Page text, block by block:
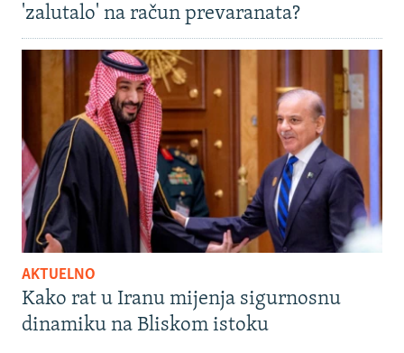
'zalutalo' na račun prevaranata?
AKTUELNO
Kako rat u Iranu mijenja sigurnosnu
dinamiku na Bliskom istoku